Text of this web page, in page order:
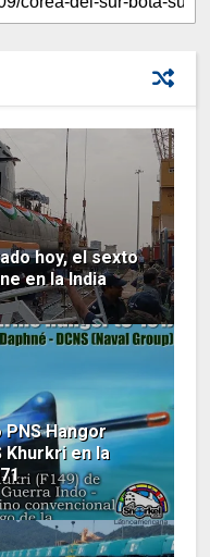
hoy, el sexto
en la India
PNS Hangor
Khurkri en la